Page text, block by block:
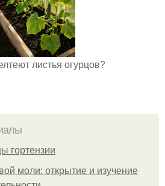
листья огурцов?
гортензии
моли: открытие и изучение